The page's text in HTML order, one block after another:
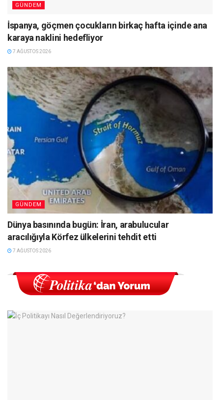
GÜNDEM
İspanya, göçmen çocukların birkaç hafta içinde ana
karaya naklini hedefliyor
7 AĞUSTOS 2026
GÜNDEM
Dünya basınında bugün: İran, arabulucular
aracılığıyla Körfez ülkelerini tehdit etti
7 AĞUSTOS 2026